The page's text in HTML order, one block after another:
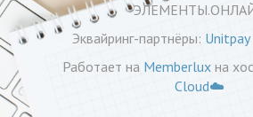
Эквайринг-партнёры: Unitpay
Работает на Memberlux на
Cloud☁️